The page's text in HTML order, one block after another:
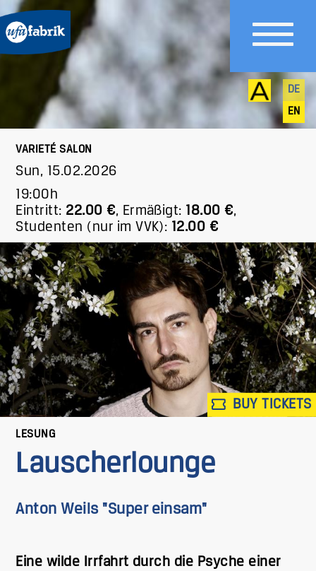
DE
EN
VARIETÉ SALON
Sun, 15.02.2026
19:00h
Eintritt: 22.00 €, Ermäßigt: 18.00 €,
Studenten (nur im VVK): 12.00 €
BUY TICKETS
LESUNG
Lauscherlounge
Anton Weils "Super einsam"
Eine wilde Irrfahrt durch die Psyche einer